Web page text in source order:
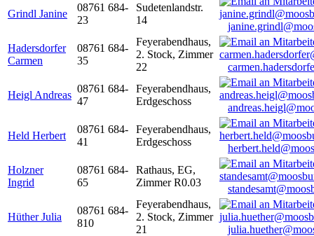
Grindl Janine
08761 684-
23
Sudetenlandstr.
14
Hadersdorfer
Carmen
08761 684-
35
Feyerabendhaus,
2. Stock, Zimmer
22
Heigl Andreas
08761 684-
47
Feyerabendhaus,
Erdgeschoss
Held Herbert
08761 684-
41
Feyerabendhaus,
Erdgeschoss
Holzner
Ingrid
08761 684-
65
Rathaus, EG,
Zimmer R0.03
Hüther Julia
08761 684-
810
Feyerabendhaus,
2. Stock, Zimmer
21